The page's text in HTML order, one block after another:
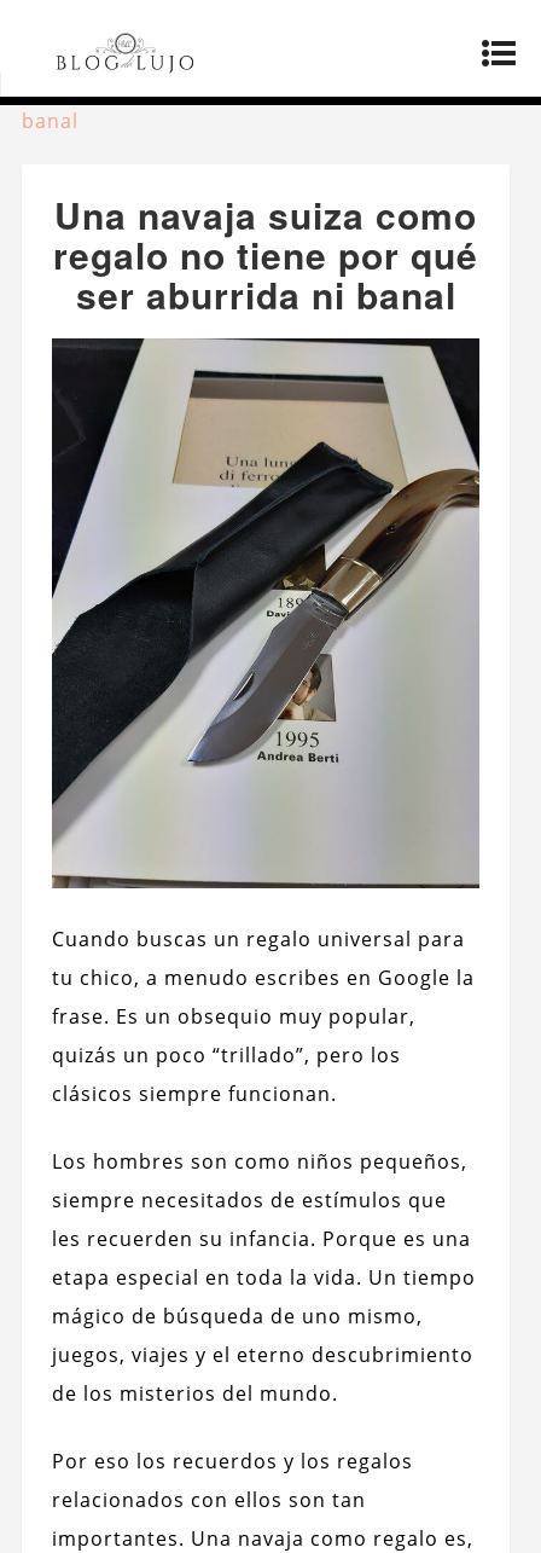
Página principal
Una navaja suiza
como regalo no tiene por qué ser aburrida ni
banal
Una navaja suiza como
regalo no tiene por qué
ser aburrida ni banal
Cuando buscas un regalo universal para
tu chico, a menudo escribes en Google la
frase. Es un obsequio muy popular,
quizás un poco “trillado”, pero los
clásicos siempre funcionan.
Los hombres son como niños pequeños,
siempre necesitados de estímulos que
les recuerden su infancia. Porque es una
etapa especial en toda la vida. Un tiempo
mágico de búsqueda de uno mismo,
juegos, viajes y el eterno descubrimiento
de los misterios del mundo.
Por eso los recuerdos y los regalos
relacionados con ellos son tan
importantes. Una navaja como regalo es,